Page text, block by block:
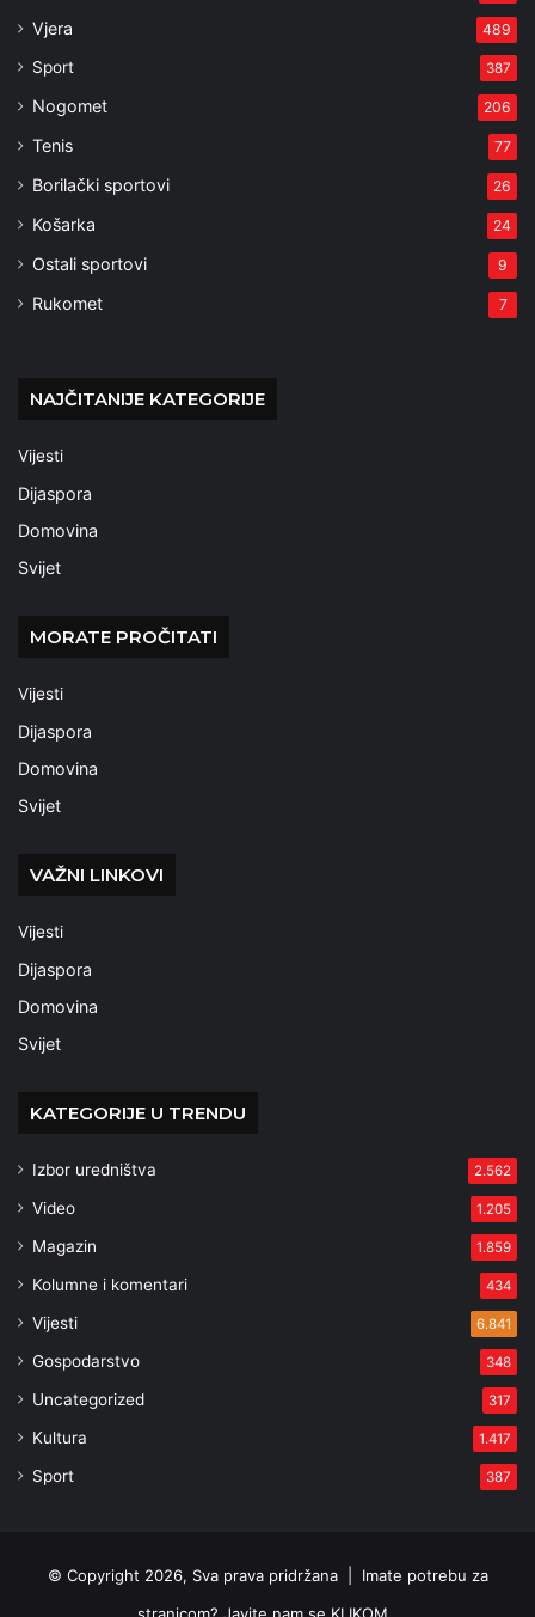
Vjera 489
Sport 387
Nogomet 206
Tenis 77
Borilački sportovi 26
Košarka 24
Ostali sportovi 9
Rukomet 7
NAJČITANIJE KATEGORIJE
Vijesti
Dijaspora
Domovina
Svijet
MORATE PROČITATI
Vijesti
Dijaspora
Domovina
Svijet
VAŽNI LINKOVI
Vijesti
Dijaspora
Domovina
Svijet
KATEGORIJE U TRENDU
Izbor uredništva 2.562
Video 1.205
Magazin 1.859
Kolumne i komentari 434
Vijesti 6.841
Gospodarstvo 348
Uncategorized 317
Kultura 1.417
Sport 387
© Copyright 2026, Sva prava pridržana | Imate potrebu za